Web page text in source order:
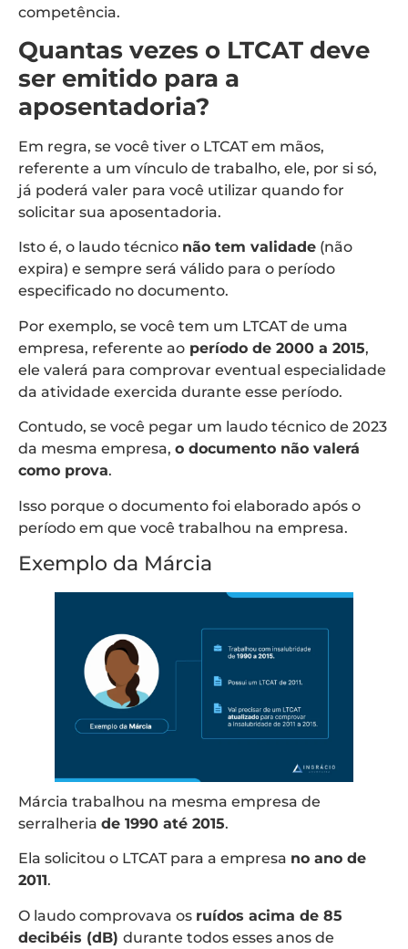
competência.
Quantas vezes o LTCAT deve
ser emitido para a
aposentadoria?
Em regra, se você tiver o LTCAT em mãos,
referente a um vínculo de trabalho, ele, por si só,
já poderá valer para você utilizar quando for
solicitar sua aposentadoria.
Isto é, o laudo técnico não tem validade (não
expira) e sempre será válido para o período
especificado no documento.
Por exemplo, se você tem um LTCAT de uma
empresa, referente ao período de 2000 a 2015,
ele valerá para comprovar eventual especialidade
da atividade exercida durante esse período.
Contudo, se você pegar um laudo técnico de 2023
da mesma empresa, o documento não valerá
como prova.
Isso porque o documento foi elaborado após o
período em que você trabalhou na empresa.
Exemplo da Márcia
Márcia trabalhou na mesma empresa de
serralheria de 1990 até 2015.
Ela solicitou o LTCAT para a empresa no ano de
2011.
O laudo comprovava os ruídos acima de 85
decibéis (dB) durante todos esses anos de